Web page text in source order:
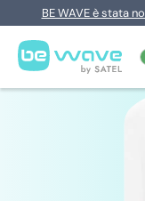
BE WAVE è stata